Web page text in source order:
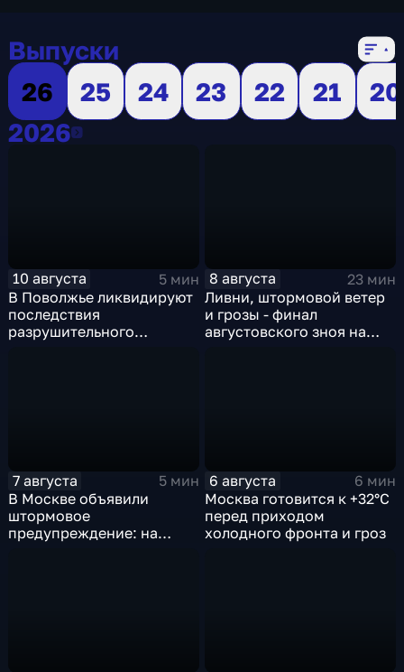
Выпуски
26
25 24 23 22 21
20
20262026
10 августа
5 мин
В Поволжье ликвидируют
последствия
разрушительного
8 августа
23 мин
Ливни, штормовой ветер
и грозы - финал
августовского зноя на
7 августа
5 мин
В Москве объявили
штормовое
предупреждение: на
6 августа
6 мин
Москва готовится к +32°C
перед приходом
холодного фронта и гроз